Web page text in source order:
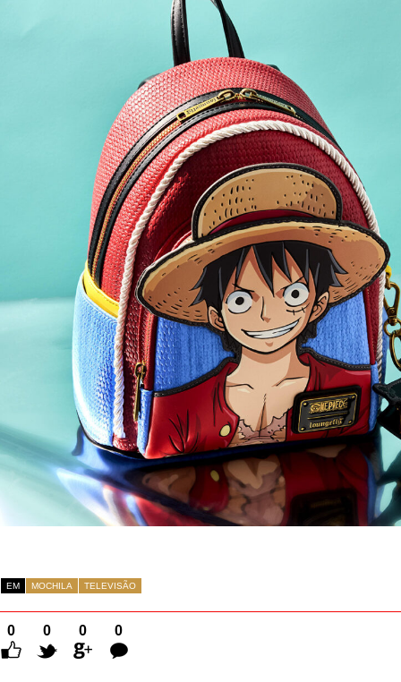
EM MOCHILA TELEVISÃO
0 0 0
0
Comentários